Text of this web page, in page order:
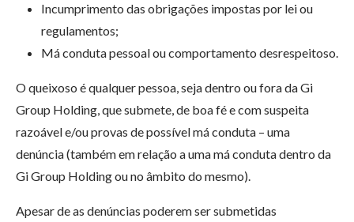
Incumprimento das obrigações impostas por lei ou
regulamentos;
Má conduta pessoal ou comportamento desrespeitoso.
O queixoso é qualquer pessoa, seja dentro ou fora da Gi
Group Holding, que submete, de boa fé e com suspeita
razoável e/ou provas de possível má conduta – uma
denúncia (também em relação a uma má conduta dentro da
Gi Group Holding ou no âmbito do mesmo).
Apesar de as denúncias poderem ser submetidas